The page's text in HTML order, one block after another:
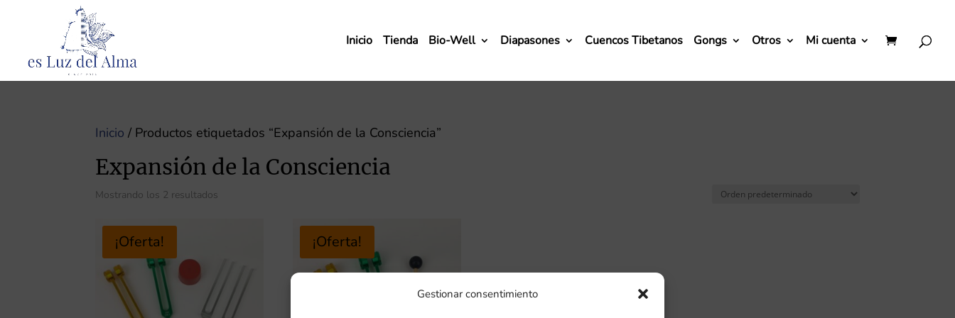
Gestionar consentimiento
Inicio Tienda Bio-Well Diapasones Cuencos Tibetanos Gongs Otros Mi cuenta
Inicio / Productos etiquetados “Expansión de la Consciencia”
Expansión de la Consciencia
Mostrando los 2 resultados
¡Oferta! ¡Oferta!